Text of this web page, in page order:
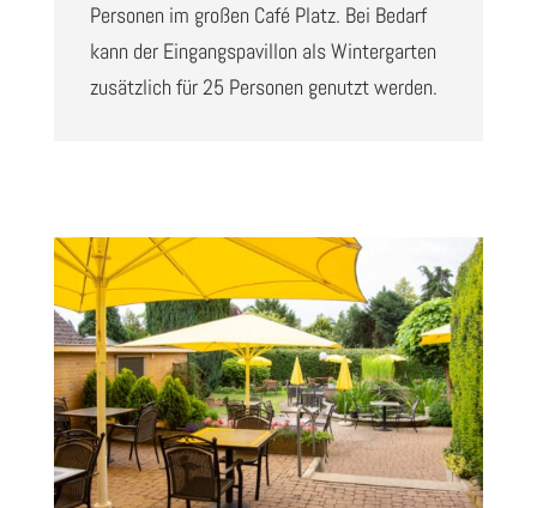
Personen im großen Café Platz. Bei Bedarf
kann der Eingangspavillon als Wintergarten
zusätzlich für 25 Personen genutzt werden.